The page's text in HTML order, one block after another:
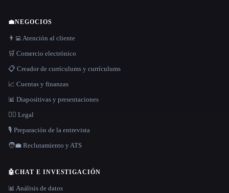
💼NEGOCIOS
👨‍💻 Atención al cliente
🛒 Comercio electrónico
📋 Creador de currículums y currículums
📈 Cuentas y finanzas
📊 Diapositivas y presentaciones
👩‍⚖️ Legal
🎙️ Preparación de la entrevista
🧑‍💼 Reclutamiento y ATS
🤖CHAT E INVESTIGACIÓN
📊 Análisis de datos